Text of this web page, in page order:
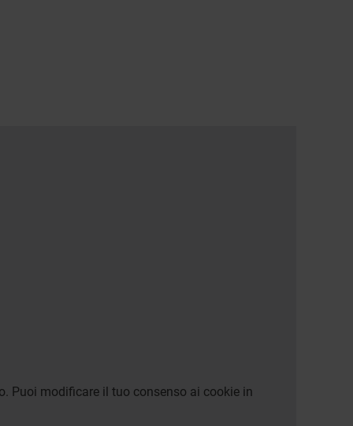
Puoi modificare il tuo consenso ai cookie in